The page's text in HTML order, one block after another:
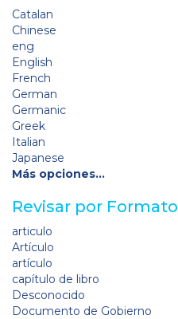
Catalan
Chinese
eng
English
French
German
Germanic
Greek
Italian
Japanese
Más opciones…
Revisar por Formato
articulo
Artículo
artículo
capítulo de libro
Desconocido
Documento de Gobierno